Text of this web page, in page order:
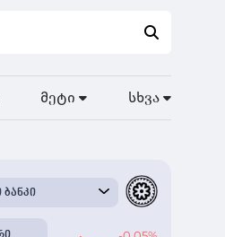
მეტი სხვა